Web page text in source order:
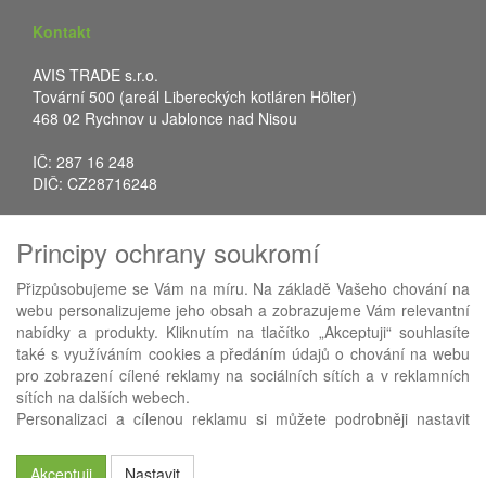
Kontakt
AVIS TRADE s.r.o.
Tovární 500 (areál Libereckých kotláren Hölter)
468 02 Rychnov u Jablonce nad Nisou
IČ: 287 16 248
DIČ: CZ28716248
Fax: +420 483 034 590
E-mail:info@avistrade.cz
Web:www.avistrade.cz
Používáme ABRA eShop- nejlepší řešení e-commerce pro náš
Principy ochrany soukromí
Přizpůsobujeme se Vám na míru. Na základě Vašeho chování na
webu personalizujeme jeho obsah a zobrazujeme Vám relevantní
nabídky a produkty. Kliknutím na tlačítko „Akceptuji“ souhlasíte
také s využíváním cookies a předáním údajů o chování na webu
pro zobrazení cílené reklamy na sociálních sítích a v reklamních
sítích na dalších webech.
Personalizaci a cílenou reklamu si můžete podrobněji nastavit
Akceptuji
Nastavit